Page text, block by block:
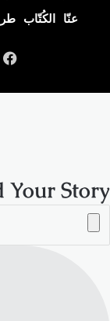
عنّا الكُتّاب
Your Story